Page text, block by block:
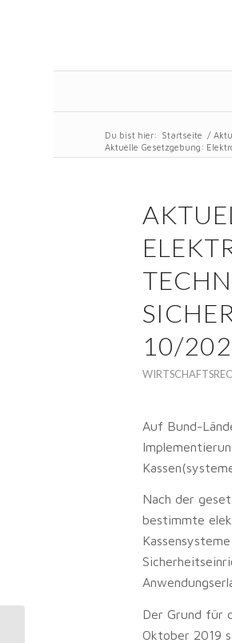
Du bist hier: Startseite /
Aktuelle Gesetzgebung:
10/
Auf Bund-
Nach der
bestimmte
Der Grund für
Oktober 2019
Betriebsübergang: Keine